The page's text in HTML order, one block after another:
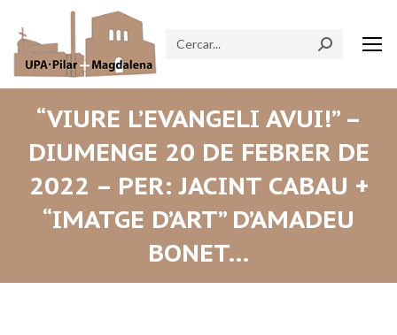
Search:
“VIURE L’EVANGELI AVUI!” –
DIUMENGE 20 DE FEBRER DE
2022 – PER: JACINT CABAU +
“IMATGE D’ART” D’AMADEU
BONET…